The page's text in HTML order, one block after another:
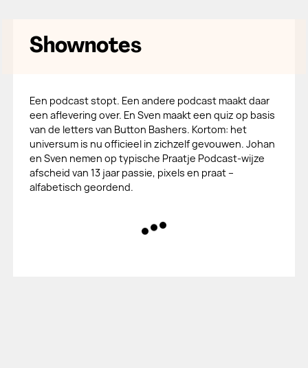
Shownotes
Een podcast stopt. Een andere podcast maakt daar
een aflevering over. En Sven maakt een quiz op basis
van de letters van Button Bashers. Kortom: het
universum is nu officieel in zichzelf gevouwen. Johan
en Sven nemen op typische Praatje Podcast-wijze
afscheid van 13 jaar passie, pixels en praat –
alfabetisch geordend.